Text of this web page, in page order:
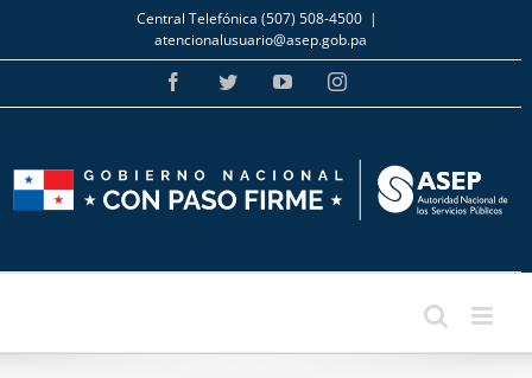
Skip
to
content
Central Telefónica (507) 508-4500 |
atencionalusuario@asep.gob.pa
FacebookTwitterYouTubeInstagram